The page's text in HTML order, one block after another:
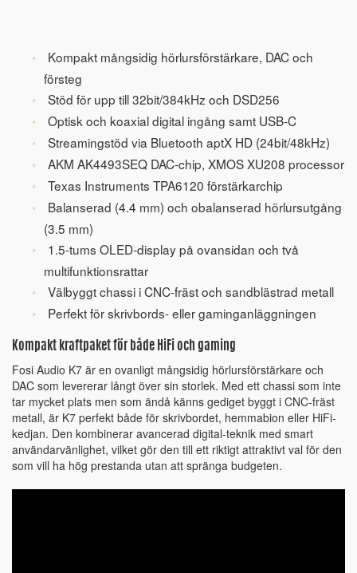
Kompakt mångsidig hörlursförstärkare, DAC och
försteg
Stöd för upp till 32bit/384kHz och DSD256
Optisk och koaxial digital ingång samt USB-C
Streamingstöd via Bluetooth aptX HD (24bit/48kHz)
AKM AK4493SEQ DAC-chip, XMOS XU208 processor
Texas Instruments TPA6120 förstärkarchip
Balanserad (4.4 mm) och obalanserad hörlursutgång
(3.5 mm)
1.5-tums OLED-display på ovansidan och två
multifunktionsrattar
Välbyggt chassi i CNC-fräst och sandblästrad metall
Perfekt för skrivbords- eller gaminganläggningen
Kompakt kraftpaket för både HiFi och gaming
Fosi Audio K7 är en ovanligt mångsidig hörlursförstärkare och
DAC som levererar långt över sin storlek. Med ett chassi som inte
tar mycket plats men som ändå känns gediget byggt i CNC-fräst
metall, är K7 perfekt både för skrivbordet, hemmabion eller HiFi-
kedjan. Den kombinerar avancerad digital-teknik med smart
användarvänlighet, vilket gör den till ett riktigt attraktivt val för den
som vill ha hög prestanda utan att spränga budgeten.